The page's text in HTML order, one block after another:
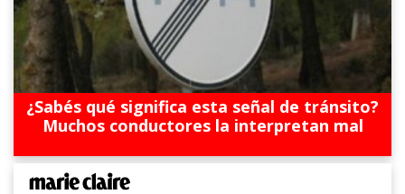
¿Sabés qué significa esta señal de tránsito?
Muchos conductores la interpretan mal